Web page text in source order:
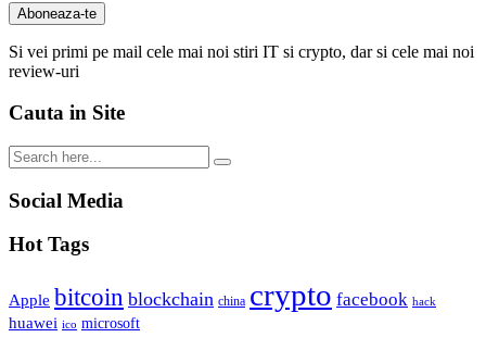
Si vei primi pe mail cele mai noi stiri IT si crypto, dar si cele mai noi
review-uri
Cauta in Site
Social Media
Hot Tags
Apple bitcoin blockchain china crypto facebook hack
huawei ico microsoft